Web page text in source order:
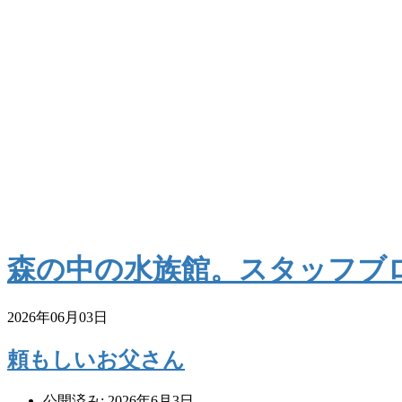
森の中の水族館。スタッフブ
2026年06月03日
頼もしいお父さん